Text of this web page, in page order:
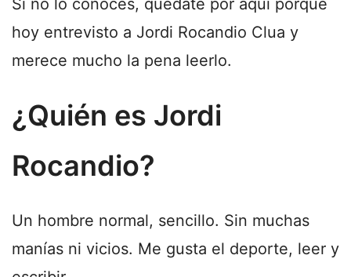
Si no lo conoces, quédate por aquí porque
hoy entrevisto a Jordi Rocandio Clua y
merece mucho la pena leerlo.
¿Quién es Jordi
Rocandio?
Un hombre normal, sencillo. Sin muchas
manías ni vicios. Me gusta el deporte, leer y